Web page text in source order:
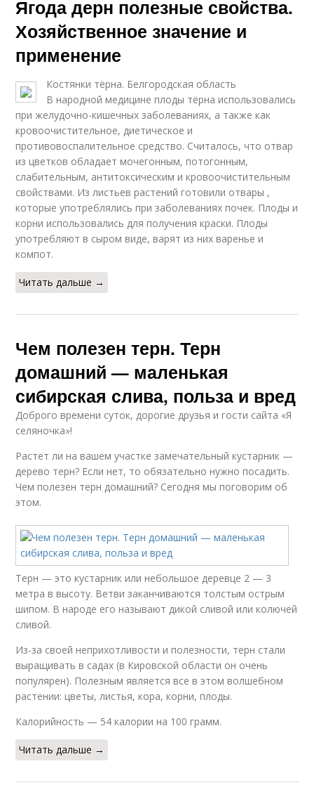
Ягода дерн полезные свойства.
Хозяйственное значение и
применение
Костянки тёрна. Белгородская область
В народной медицине плоды тёрна использовались
при желудочно-кишечных заболеваниях, а также как
кровоочистительное, диетическое и
противовоспалительное средство. Считалось, что отвар
из цветков обладает мочегонным, потогонным,
слабительным, антитоксическим и кровоочистительным
свойствами. Из листьев растений готовили отвары ,
которые употреблялись при заболеваниях почек. Плоды и
корни использовались для получения краски. Плоды
употребляют в сыром виде, варят из них варенье и
компот.
Читать дальше →
Чем полезен терн. Терн
домашний — маленькая
сибирская слива, польза и вред
Доброго времени суток, дорогие друзья и гости сайта «Я
селяночка»!
Растет ли на вашем участке замечательный кустарник —
дерево терн? Если нет, то обязательно нужно посадить.
Чем полезен терн домашний? Сегодня мы поговорим об
этом.
Терн — это кустарник или небольшое деревце 2 — 3
метра в высоту. Ветви заканчиваются толстым острым
шипом. В народе его называют дикой сливой или колючей
сливой.
Из-за своей неприхотливости и полезности, терн стали
выращивать в садах (в Кировской области он очень
популярен). Полезным является все в этом волшебном
растении: цветы, листья, кора, корни, плоды.
Калорийность — 54 калории на 100 грамм.
Читать дальше →